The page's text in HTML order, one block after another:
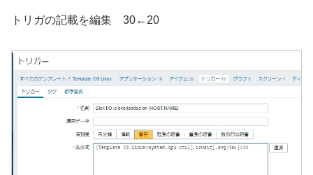
トリガの記載を編集 30←20